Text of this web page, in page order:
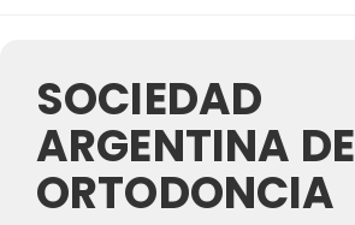
SOCIEDAD
ARGENTINA DE
ORTODONCIA